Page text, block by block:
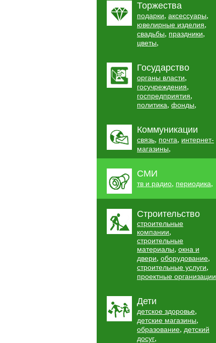
Торжества
подарки, аксессуары,
ювелирные изделия,
свадьбы, праздники,
цветы,
Государство
органы власти,
госучреждения,
госпредприятия,
политика, фонды,
Коммуникации
связь, почта, интернет-
магазины,
СМИ
тв и радио, периодика,
Строительство
строительные
компании,
строительные
материалы, окна и
двери, оборудование,
строительные услуги,
проектные организации
Дети
детское здоровье,
детские магазины,
образование, детский
досуг,